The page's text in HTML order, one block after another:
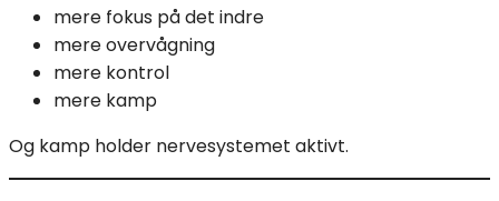
mere fokus på det indre
mere overvågning
mere kontrol
mere kamp
Og kamp holder nervesystemet aktivt.